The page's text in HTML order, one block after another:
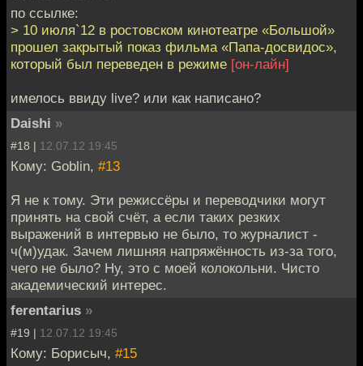
по ссылке:
> 10 июля`12 в ростовском кинотеатре «Большой»
прошел закрытый показ фильма «Папа-досвидос»,
который был переведен в режиме [он-лайн]
имелось ввиду live? или как написано?
Daishi »
#18 | 12.07.12 19:45
Кому: Goblin, #13
Я не к тому. Эти режиссёры и переводчики могут
принять на свой счёт, а если таких резких
выражений в интервью не было, то журналист -
ч(м)удак. Зачем лишняя напряжённость из-за того,
чего не было? Ну, это с моей колокольни. Чисто
академический интерес.
ferentarius »
#19 | 12.07.12 19:45
Кому: Борисыч, #15